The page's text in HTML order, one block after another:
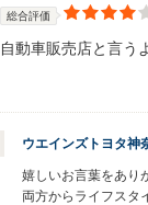
総合評価
自動車販売店と言う
ウエインズトヨタ神
嬉しいお言葉をあり
両方からライフスタ